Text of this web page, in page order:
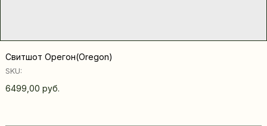
Свитшот Орегон(Oregon)
SKU:
6499,00 руб.